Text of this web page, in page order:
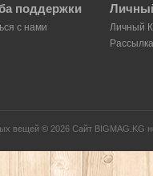
поддержки
с нами
Личный
Рассылка
вещей © 2026 Сайт BIGMAG.KG
и будет преследоваться по